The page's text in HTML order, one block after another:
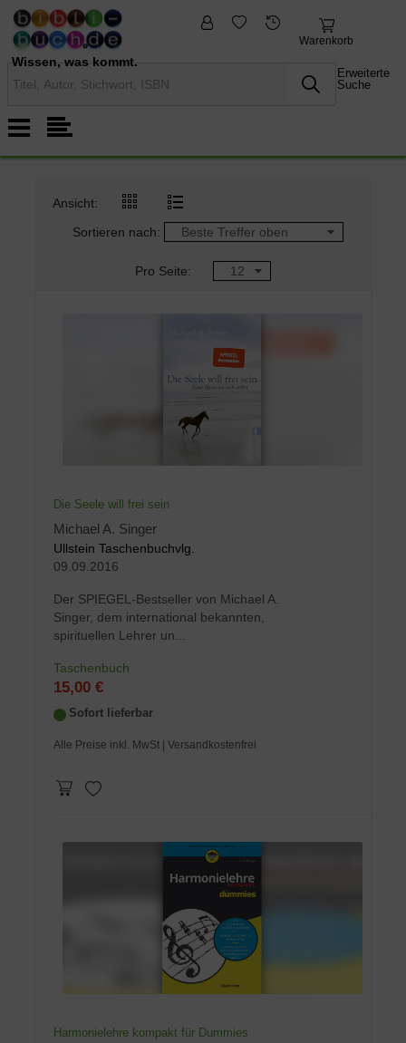
Wissen, was kommt.
Warenkorb
Erweiterte
Suche
fremdsprachige
Bücher
Ansicht:
Sortieren nach:
Pro Seite:
Die Seele will frei sein
Michael A. Singer
Ullstein Taschenbuchvlg.
09.09.2016
Der SPIEGEL-Bestseller von Michael A.
Singer, dem international bekannten,
spirituellen Lehrer un...
Taschenbuch
15,00 €
Sofort lieferbar
Alle Preise inkl. MwSt | Versandkostenfrei
Harmonielehre kompakt für Dummies